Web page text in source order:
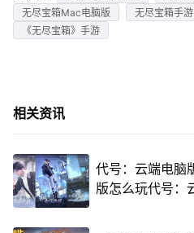
无尽宝箱Mac电脑版
无尽宝箱手游
《无尽宝箱》手游
相关资讯
代号：云端电脑
版怎么玩代号：